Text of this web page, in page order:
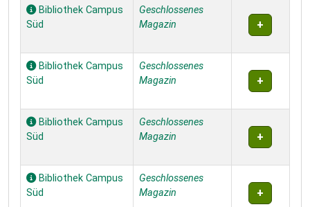
Bibliothek Campus
Süd
Geschlossenes
Magazin
Bibliothek Campus
Süd
Geschlossenes
Magazin
Bibliothek Campus
Süd
Geschlossenes
Magazin
Bibliothek Campus
Süd
Geschlossenes
Magazin